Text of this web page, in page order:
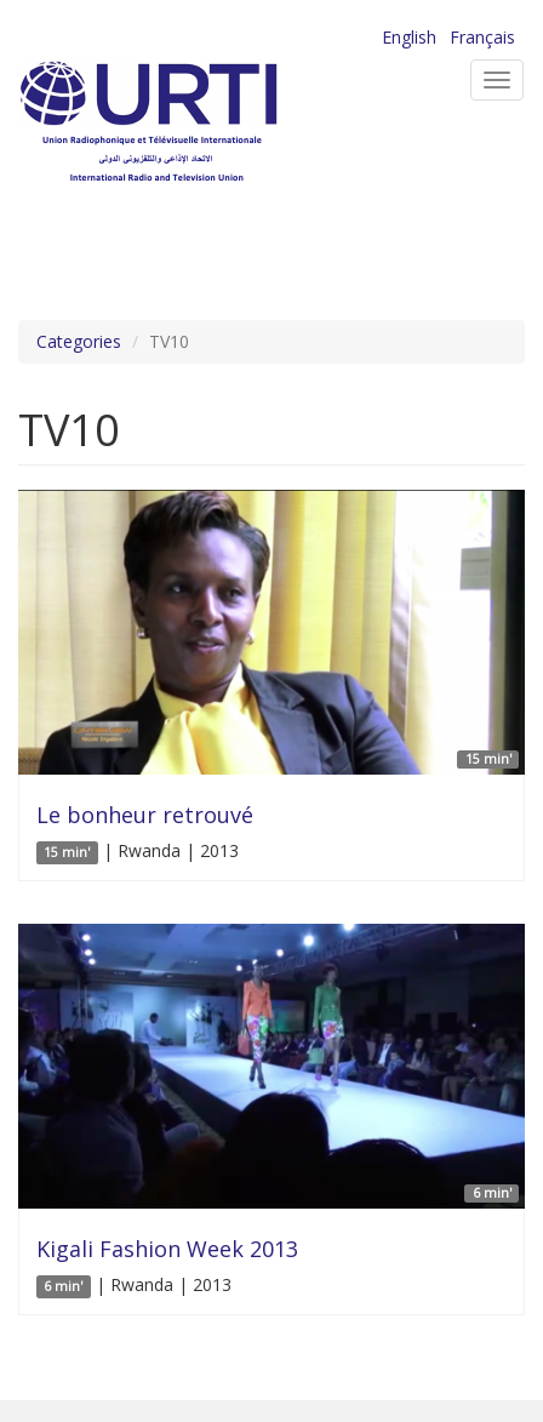
contenu
principal
English
Français
Categories TV10
TV10
15 min'
Le bonheur retrouvé
15 min' | Rwanda | 2013
6 min'
Kigali Fashion Week 2013
6 min' | Rwanda | 2013